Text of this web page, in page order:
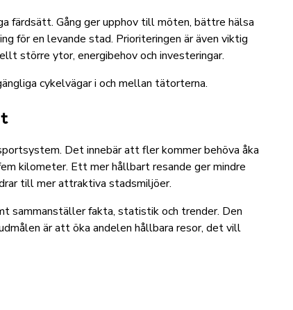
färdsätt. Gång ger upphov till möten, bättre hälsa
för en levande stad. Prioriteringen är även viktig
större ytor, energibehov och investeringar.
cykelvägar i och mellan tätorterna.
Det innebär att fler kommer behöva åka
kilometer. Ett mer hållbart resande ger mindre
till mer attraktiva stadsmiljöer.
sammanställer fakta, statistik och trender. Den
är att öka andelen hållbara resor, det vill